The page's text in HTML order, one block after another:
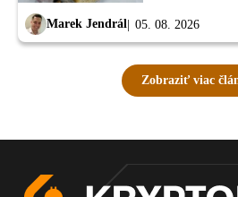
Marek Jendrál 05. 08. 2026
Zobraziť viac